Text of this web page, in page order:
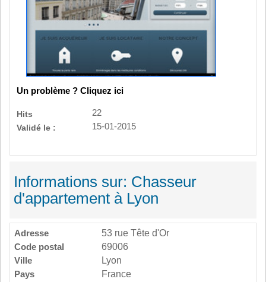
Un problème ? Cliquez ici
Hits
22
Validé le :
15-01-2015
Informations sur: Chasseur
d'appartement à Lyon
Adresse
53 rue Tête d'Or
Code postal
69006
Ville
Lyon
Pays
France